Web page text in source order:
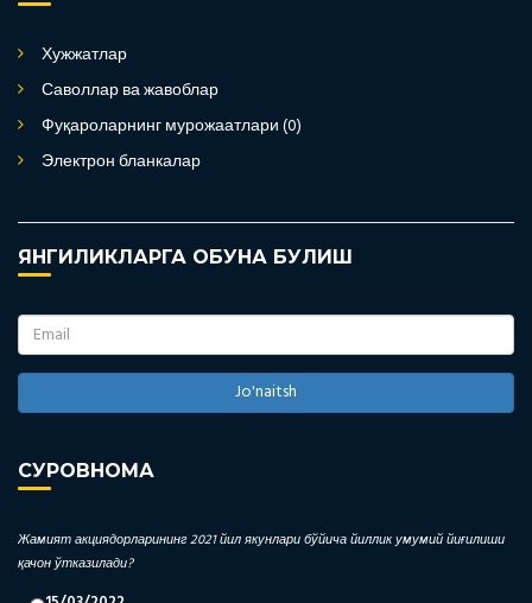
Хужжатлар
Саволлар ва жавоблар
Фуқароларнинг мурожаатлари (0)
Электрон бланкалар
ЯНГИЛИКЛАРГА ОБУНА БУЛИШ
Jo'naitsh
СУРОВНОМА
Жамият акциядорларининг 2021 йил якунлари бўйича йиллик умумий йиғилиши
қачон ўтказилади?